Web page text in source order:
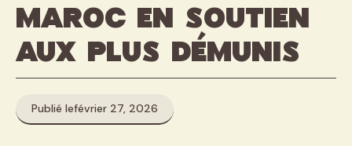
Maroc en soutien
aux plus démunis
Publié lefévrier 27, 2026